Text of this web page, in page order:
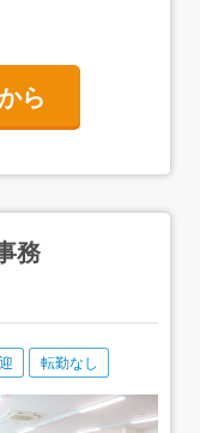
ら
務
転勤なし